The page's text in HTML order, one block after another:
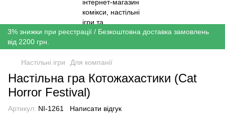
3% знижки при реєстрації / Безкоштовна доставка замовлень
від 2200 грн.
Настільні ігри Для компанії
Настільна гра Котожахастики (Cat
Horror Festival)
Артикул: NI-1261 Написати відгук